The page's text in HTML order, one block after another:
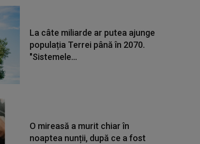
La câte miliarde ar putea ajunge
populația Terrei până în 2070.
"Sistemele...
O mireasă a murit chiar în
noaptea nunții, după ce a fost